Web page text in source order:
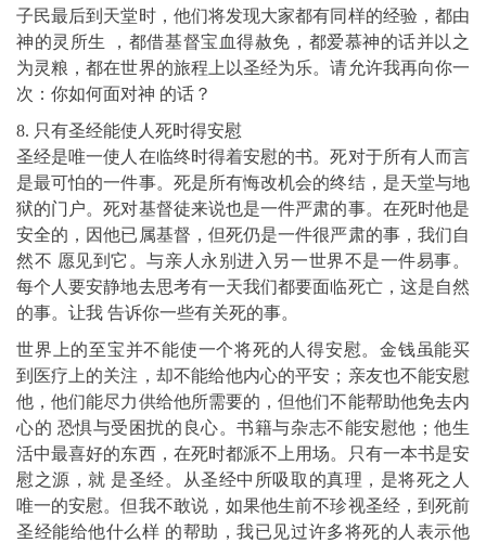
子民最后到天堂时，他们将发现大家都有同样的经验，都由
神的灵所生 ，都借基督宝血得赦免，都爱慕神的话并以之
为灵粮，都在世界的旅程上以圣经为乐。请允许我再向你一
次：你如何面对神 的话？
8. 只有圣经能使人死时得安慰
圣经是唯一使人在临终时得着安慰的书。死对于所有人而言
是最可怕的一件事。死是所有悔改机会的终结，是天堂与地
狱的门户。死对基督徒来说也是一件严肃的事。在死时他是
安全的，因他已属基督，但死仍是一件很严肃的事，我们自
然不 愿见到它。与亲人永别进入另一世界不是一件易事。
每个人要安静地去思考有一天我们都要面临死亡，这是自然
的事。让我 告诉你一些有关死的事。
世界上的至宝并不能使一个将死的人得安慰。金钱虽能买
到医疗上的关注，却不能给他内心的平安；亲友也不能安慰
他，他们能尽力供给他所需要的，但他们不能帮助他免去内
心的 恐惧与受困扰的良心。书籍与杂志不能安慰他；他生
活中最喜好的东西，在死时都派不上用场。只有一本书是安
慰之源，就 是圣经。从圣经中所吸取的真理，是将死之人
唯一的安慰。但我不敢说，如果他生前不珍视圣经，到死前
圣经能给他什么样 的帮助，我已见过许多将死的人表示他